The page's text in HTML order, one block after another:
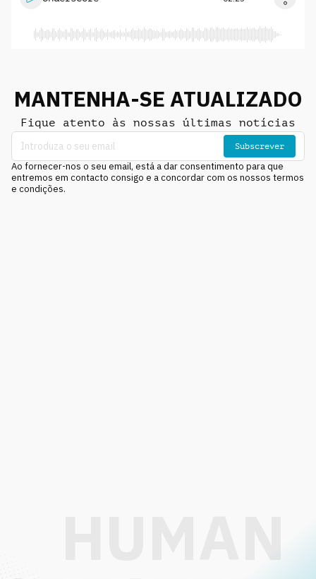
MANTENHA-SE ATUALIZADO
Fique atento às nossas últimas notícias
Subscrever
Ao fornecer-nos o seu email, está a dar consentimento para que
entremos em contacto consigo e a concordar com os nossos termos
e condições.